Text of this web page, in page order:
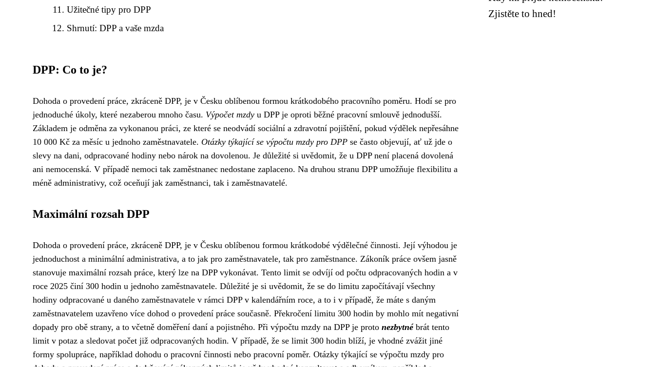
Užitečné tipy pro DPP
Shrnutí: DPP a vaše mzda
DPP: Co to je?
Dohoda o provedení práce, zkráceně DPP, je v Česku oblíbenou formou krátkodobého pracovního poměru. Hodí se pro
jednoduché úkoly, které nezaberou mnoho času. Výpočet mzdy u DPP je oproti běžné pracovní smlouvě jednodušší.
Základem je odměna za vykonanou práci, ze které se neodvádí sociální a zdravotní pojištění, pokud výdělek nepřesáhne
10 000 Kč za měsíc u jednoho zaměstnavatele. Otázky týkající se výpočtu mzdy pro DPP se často objevují, ať už jde o
slevy na dani, odpracované hodiny nebo nárok na dovolenou. Je důležité si uvědomit, že u DPP není placená dovolená
ani nemocenská. V případě nemoci tak zaměstnanec nedostane zaplaceno. Na druhou stranu DPP umožňuje flexibilitu a
méně administrativy, což oceňují jak zaměstnanci, tak i zaměstnavatelé.
Maximální rozsah DPP
Dohoda o provedení práce, zkráceně DPP, je v Česku oblíbenou formou krátkodobé výdělečné činnosti. Její výhodou je
jednoduchost a minimální administrativa, a to jak pro zaměstnavatele, tak pro zaměstnance. Zákoník práce ovšem jasně
stanovuje maximální rozsah práce, který lze na DPP vykonávat. Tento limit se odvíjí od počtu odpracovaných hodin a v
roce 2025 činí 300 hodin u jednoho zaměstnavatele. Důležité je si uvědomit, že se do limitu započítávají všechny
hodiny odpracované u daného zaměstnavatele v rámci DPP v kalendářním roce, a to i v případě, že máte s daným
zaměstnavatelem uzavřeno více dohod o provedení práce současně. Překročení limitu 300 hodin by mohlo mít negativní
dopady pro obě strany, a to včetně doměření daní a pojistného. Při výpočtu mzdy na DPP je proto nezbytnébrát tento
limit v potaz a sledovat počet již odpracovaných hodin. V případě, že se limit 300 hodin blíží, je vhodné zvážit jiné
formy spolupráce, například dohodu o pracovní činnosti nebo pracovní poměr. Otázky týkající se výpočtu mzdy pro
Zjistěte to hned!